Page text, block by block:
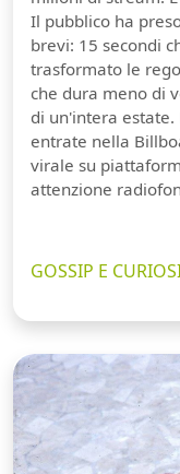
Il pubblico ha
brevi: 15 secondi
trasformato le
che dura meno di
di un'intera
entrate nella
virale su
attenzione
GOSSIP E